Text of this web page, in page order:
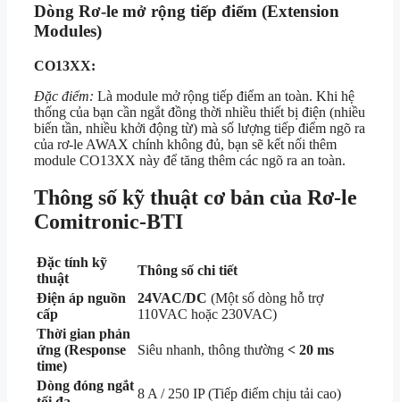
Dòng Rơ-le mở rộng tiếp điểm (Extension
Modules)
CO13XX:
Đặc điểm: Là module mở rộng tiếp điểm an toàn. Khi hệ
thống của bạn cần ngắt đồng thời nhiều thiết bị điện (nhiều
biến tần, nhiều khởi động từ) mà số lượng tiếp điểm ngõ ra
của rơ-le AWAX chính không đủ, bạn sẽ kết nối thêm
module CO13XX này để tăng thêm các ngõ ra an toàn.
Thông số kỹ thuật cơ bản của Rơ-le
Comitronic-BTI
Đặc tính kỹ
thuật
Thông số chi tiết
Điện áp nguồn
cấp
24VAC/DC (Một số dòng hỗ trợ
110VAC hoặc 230VAC)
Thời gian phản
ứng (Response
time)
Siêu nhanh, thông thường < 20 ms
Dòng đóng ngắt
8 A / 250 IP (Tiếp điểm chịu tải cao)